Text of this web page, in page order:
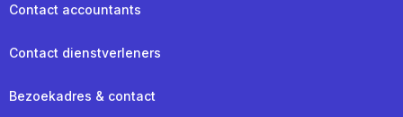
Contact accountants
Contact dienstverleners
Bezoekadres & contact